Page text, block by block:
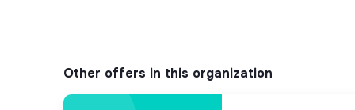
Other offers in this organization